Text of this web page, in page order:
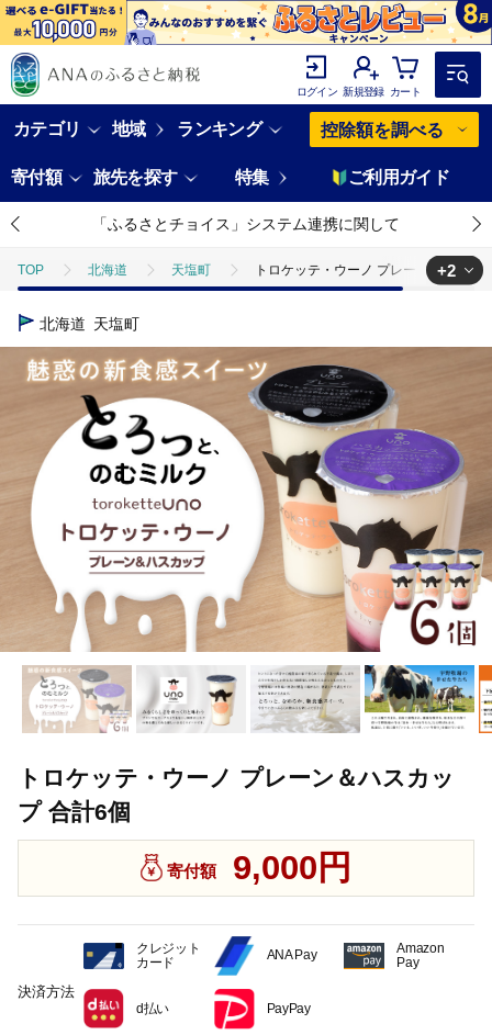
ログイン 新規登録 カート
カテゴリ 地域 ランキング 控除額を調べる
寄付額 旅先を探す 特集 ご利用ガイド
「ふるさとチョイス」システム連携に関して
TOP 北海道 天塩町 トロケッテ・ウーノ プレーン＆ハスカ
TOP
+2
北海道 天塩町
トロケッテ・ウーノ プレーン＆ハスカッ
プ 合計6個
寄付額 9,000円
決済方法
クレジット
カード
ANA Pay
Amazon
Pay
d払い PayPay